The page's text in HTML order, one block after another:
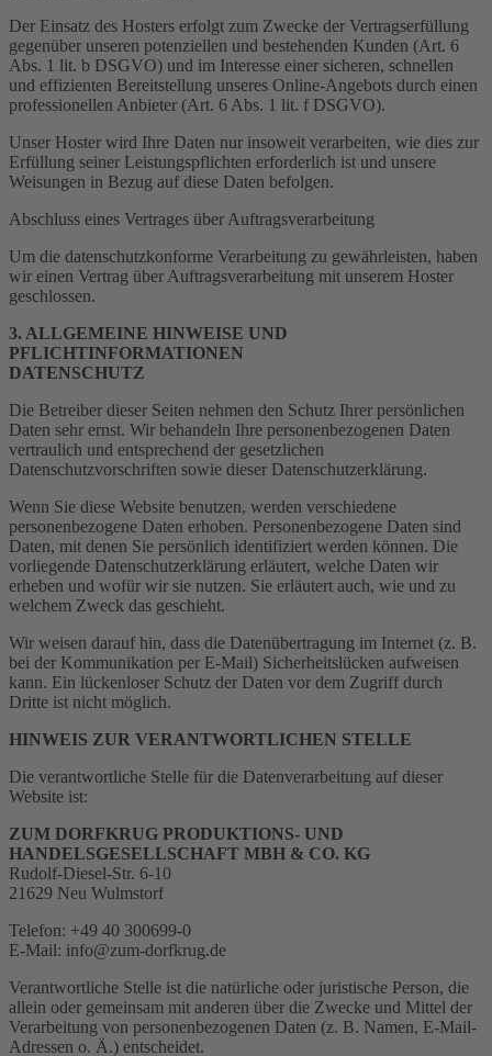
Der Einsatz des Hosters erfolgt zum Zwecke der Vertragserfüllung
gegenüber unseren potenziellen und bestehenden Kunden (Art. 6
Abs. 1 lit. b DSGVO) und im Interesse einer sicheren, schnellen
und effizienten Bereitstellung unseres Online-Angebots durch einen
professionellen Anbieter (Art. 6 Abs. 1 lit. f DSGVO).
Unser Hoster wird Ihre Daten nur insoweit verarbeiten, wie dies zur
Erfüllung seiner Leistungspflichten erforderlich ist und unsere
Weisungen in Bezug auf diese Daten befolgen.
Abschluss eines Vertrages über Auftragsverarbeitung
Um die datenschutzkonforme Verarbeitung zu gewährleisten, haben
wir einen Vertrag über Auftragsverarbeitung mit unserem Hoster
geschlossen.
3. ALLGEMEINE HINWEISE UND
PFLICHTINFORMATIONEN
DATENSCHUTZ
Die Betreiber dieser Seiten nehmen den Schutz Ihrer persönlichen
Daten sehr ernst. Wir behandeln Ihre personenbezogenen Daten
vertraulich und entsprechend der gesetzlichen
Datenschutzvorschriften sowie dieser Datenschutzerklärung.
Wenn Sie diese Website benutzen, werden verschiedene
personenbezogene Daten erhoben. Personenbezogene Daten sind
Daten, mit denen Sie persönlich identifiziert werden können. Die
vorliegende Datenschutzerklärung erläutert, welche Daten wir
erheben und wofür wir sie nutzen. Sie erläutert auch, wie und zu
welchem Zweck das geschieht.
Wir weisen darauf hin, dass die Datenübertragung im Internet (z. B.
bei der Kommunikation per E-Mail) Sicherheitslücken aufweisen
kann. Ein lückenloser Schutz der Daten vor dem Zugriff durch
Dritte ist nicht möglich.
HINWEIS ZUR VERANTWORTLICHEN STELLE
Die verantwortliche Stelle für die Datenverarbeitung auf dieser
Website ist:
ZUM DORFKRUG PRODUKTIONS- UND
HANDELSGESELLSCHAFT MBH & CO. KG
Rudolf-Diesel-Str. 6-10
21629 Neu Wulmstorf
Telefon: +49 40 300699-0
E-Mail: info@zum-dorfkrug.de
Verantwortliche Stelle ist die natürliche oder juristische Person, die
allein oder gemeinsam mit anderen über die Zwecke und Mittel der
Verarbeitung von personenbezogenen Daten (z. B. Namen, E-Mail-
Adressen o. Ä.) entscheidet.